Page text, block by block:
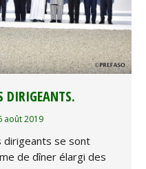
DIRIGEANTS.
août 2019
dirigeants se sont
de dîner élargi des